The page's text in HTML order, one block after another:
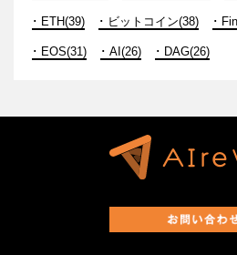
ETH(39) ビットコイン(38)
EOS(31) AI(26) DAG(26)